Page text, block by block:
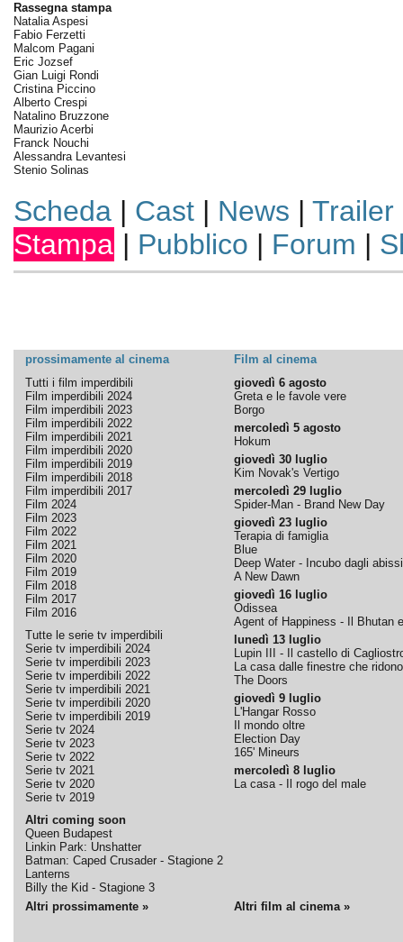
Rassegna stampa
Natalia Aspesi
Fabio Ferzetti
Malcom Pagani
Eric Jozsef
Gian Luigi Rondi
Cristina Piccino
Alberto Crespi
Natalino Bruzzone
Maurizio Acerbi
Franck Nouchi
Alessandra Levantesi
Stenio Solinas
Scheda| Cast| News | Trailer
Stampa | Pubblico | Forum |
prossimamente al cinema
Film al cinema
Tutti i film imperdibili
Film imperdibili 2024
Film imperdibili 2023
Film imperdibili 2022
Film imperdibili 2021
Film imperdibili 2020
Film imperdibili 2019
Film imperdibili 2018
Film imperdibili 2017
Film 2024
Film 2023
Film 2022
Film 2021
Film 2020
Film 2019
Film 2018
Film 2017
Film 2016
Tutte le serie tv imperdibili
Serie tv imperdibili 2024
Serie tv imperdibili 2023
Serie tv imperdibili 2022
Serie tv imperdibili 2021
Serie tv imperdibili 2020
Serie tv imperdibili 2019
Serie tv 2024
Serie tv 2023
Serie tv 2022
Serie tv 2021
Serie tv 2020
Serie tv 2019
Altri coming soon
Queen Budapest
Linkin Park: Unshatter
Batman: Caped Crusader - Stagione 2
Lanterns
Billy the Kid - Stagione 3
giovedì 6 agosto
Greta e le favole vere
Borgo
mercoledì 5 agosto
Hokum
giovedì 30 luglio
Kim Novak's Vertigo
mercoledì 29 luglio
Spider-Man - Brand New Day
giovedì 23 luglio
Terapia di famiglia
Blue
Deep Water - Incubo dagli abissi
A New Dawn
giovedì 16 luglio
Odissea
Agent of Happiness - Il Bhutan
lunedì 13 luglio
Lupin III - Il castello di
La casa dalle finestre che ridono
The Doors
giovedì 9 luglio
L'Hangar Rosso
Il mondo oltre
Election Day
165' Mineurs
mercoledì 8 luglio
La casa - Il rogo del male
Altri prossimamente » Altri film al cinema »